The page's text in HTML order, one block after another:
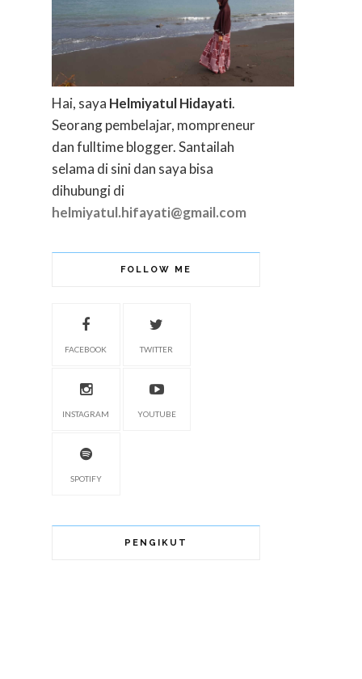
Hai, saya Helmiyatul Hidayati.
Seorang pembelajar, mompreneur
dan fulltime blogger. Santailah
selama di sini dan saya bisa
dihubungi di
helmiyatul.hifayati@gmail.com
FOLLOW ME
FACEBOOK TWITTER
INSTAGRAM YOUTUBE
SPOTIFY
PENGIKUT